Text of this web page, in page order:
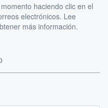
haciendo clic en el
electrónicos. Lee
más información.